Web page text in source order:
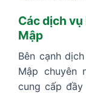
Các dịch
Mập
Bên cạnh
Mập chuyên
cung cấp